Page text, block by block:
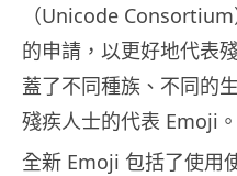
（Unicode
的申請，以更好地代表
蓋了不同種族、不同的
殘疾人士的代表 Emoji。
全新 Emoji 包括了使用